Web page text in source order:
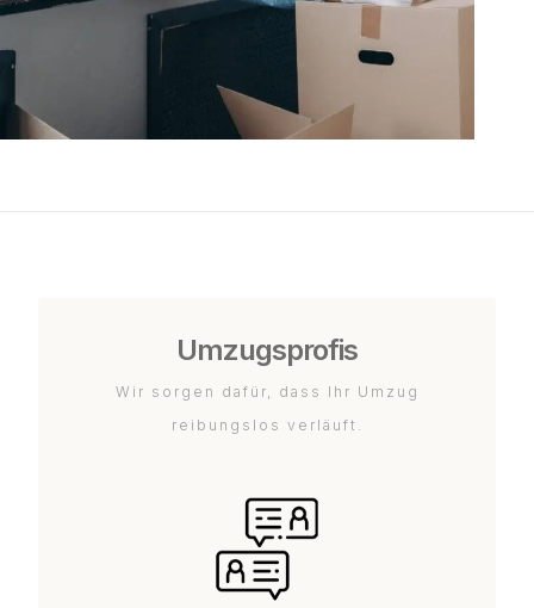
Umzugsprofis
Wir sorgen dafür, dass Ihr Umzug
reibungslos verläuft.